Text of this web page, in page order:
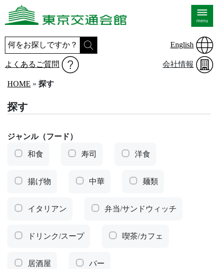
よくあるご質問
English
会社情報
HOME » 探す
探す
ジャンル（フード）
和食 寿司 洋食
揚げ物 中華 麺類
イタリアン 弁当/サンドウィッチ
ドリンク/スープ 喫茶/カフェ
居酒屋 バー